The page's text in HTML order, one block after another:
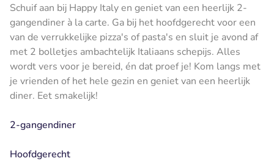
Schuif aan bij Happy Italy en geniet van een heerlijk 2-
gangendiner à la carte. Ga bij het hoofdgerecht voor een
van de verrukkelijke pizza's of pasta's en sluit je avond af
met 2 bolletjes ambachtelijk Italiaans schepijs. Alles
wordt vers voor je bereid, én dat proef je! Kom langs met
je vrienden of het hele gezin en geniet van een heerlijk
diner. Eet smakelijk!
2-gangendiner
Hoofdgerecht